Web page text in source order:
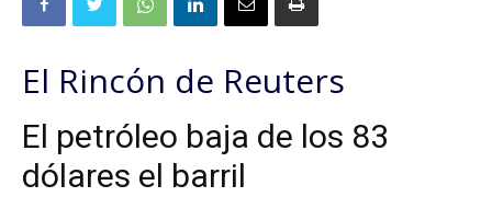
El Rincón de Reuters
El petróleo baja de los 83
dólares el barril